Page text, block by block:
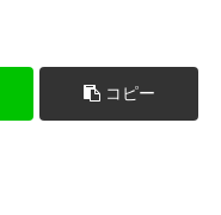
コピー